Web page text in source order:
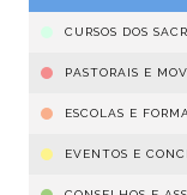
CURSOS DOS
PASTORAIS E
ESCOLAS E
EVENTOS E